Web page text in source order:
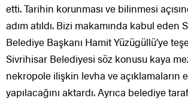
etti. Tarihin korunması ve bilinmesi
adım atıldı. Bizi makamında kabul eden
Belediye Başkanı Hamit Yüzügüllü’ye
Sivrihisar Belediyesi söz konusu kaya
nekropole ilişkin levha ve açıklamaların
yapılacağını aktardı. Ayrıca belediye